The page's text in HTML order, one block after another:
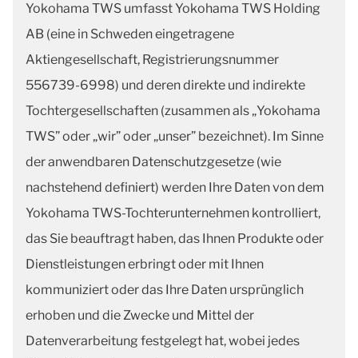
Yokohama TWS umfasst Yokohama TWS Holding
AB (eine in Schweden eingetragene
Aktiengesellschaft, Registrierungsnummer
556739-6998) und deren direkte und indirekte
Tochtergesellschaften (zusammen als „Yokohama
TWS” oder „wir” oder „unser” bezeichnet). Im Sinne
der anwendbaren Datenschutzgesetze (wie
nachstehend definiert) werden Ihre Daten von dem
Yokohama TWS-Tochterunternehmen kontrolliert,
das Sie beauftragt haben, das Ihnen Produkte oder
Dienstleistungen erbringt oder mit Ihnen
kommuniziert oder das Ihre Daten ursprünglich
erhoben und die Zwecke und Mittel der
Datenverarbeitung festgelegt hat, wobei jedes